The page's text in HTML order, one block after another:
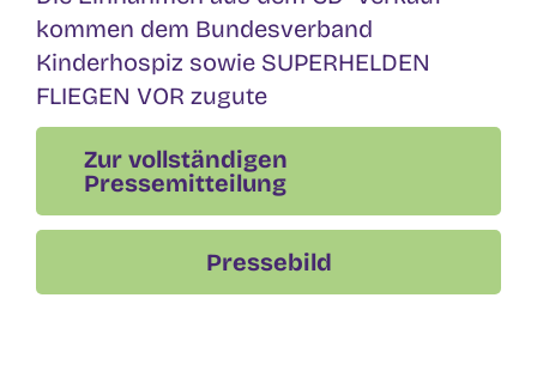
kommen dem Bundesverband
Kinderhospiz sowie SUPERHELDEN
FLIEGEN VOR zugute
Zur vollständigen
Pressemitteilung
Pressebild